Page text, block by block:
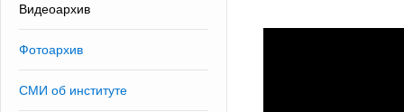
Видеоархив
Фотоархив
СМИ об институте